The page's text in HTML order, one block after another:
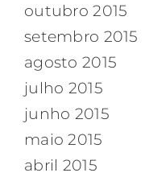
outubro 2015
setembro 2015
agosto 2015
julho 2015
junho 2015
maio 2015
abril 2015